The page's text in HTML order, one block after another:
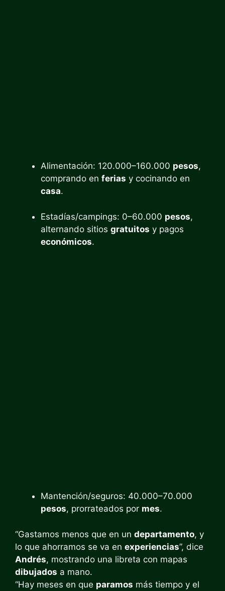
Alimentación: 120.000–160.000 pesos,
comprando en ferias y cocinando en
casa.
Estadías/campings: 0–60.000 pesos,
alternando sitios gratuitos y pagos
económicos.
Mantención/seguros: 40.000–70.000
pesos, prorrateados por mes.
“Gastamos menos que en un departamento, y
lo que ahorramos se va en experiencias”, dice
Andrés, mostrando una libreta con mapas
dibujados a mano.
“Hay meses en que paramos más tiempo y el